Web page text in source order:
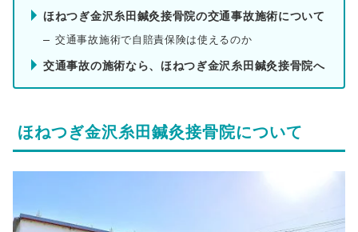
ほねつぎ金沢糸田鍼灸接骨院の交通事故施術について
交通事故施術で自賠責保険は使えるのか
交通事故の施術なら、ほねつぎ金沢糸田鍼灸接骨院へ
ほねつぎ金沢糸田鍼灸接骨院について